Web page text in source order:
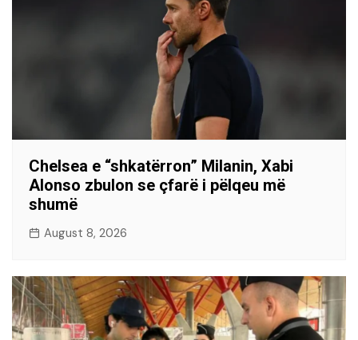
Chelsea e “shkatërron” Milanin, Xabi
Alonso zbulon se çfarë i pëlqeu më
shumë
August 8, 2026